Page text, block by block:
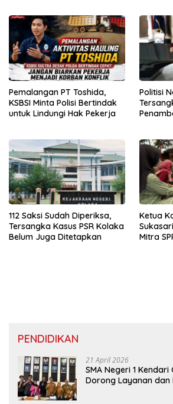
Pemalangan PT Toshida,
KSBSI Minta Polisi Bertindak
untuk Lindungi Hak Pekerja
Politisi
112 Saksi Sudah Diperiksa,
Tersangka Kasus PSR Kolaka
Belum Juga Ditetapkan
Ketua
Mitra
PENDIDIKAN
21 April 2026
SMA Negeri 1
Dorong Layanan dan